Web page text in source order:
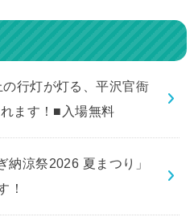
行灯が灯る、平沢官衙
ます！■入場無料
納涼祭2026 夏まつり」
！